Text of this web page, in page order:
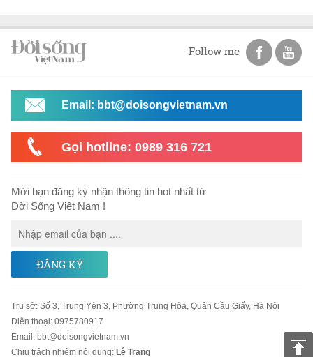
Follow me
Email: bbt@doisongvietnam.vn
Gọi hotline: 0989 316 721
Mời bạn đăng ký nhận thông tin hot nhất từ
Đời Sống Việt Nam !
ĐĂNG KÝ
Trụ sở: Số 3, Trung Yên 3, Phường Trung Hòa, Quận Cầu Giấy, Hà Nội
Điện thoại: 0975780917
Email : bbt@doisongvietnam.vn
Chịu trách nhiệm nội dung: Lê Trang